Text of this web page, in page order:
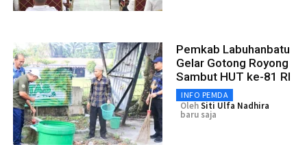
Pemkab Labuhanbatu
Gelar Gotong Royong
Sambut HUT ke-81 RI
INFO PEMDA
OlehSiti Ulfa Nadhira
baru saja